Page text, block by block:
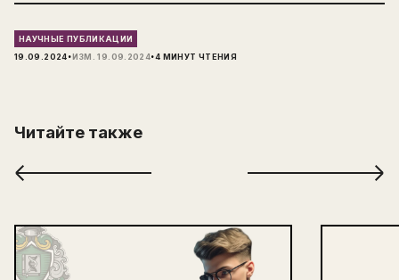
НАУЧНЫЕ ПУБЛИКАЦИИ
19.09.2024·ИЗМ.19.09.2024·4 МИНУТ ЧТЕНИЯ
Читайте также